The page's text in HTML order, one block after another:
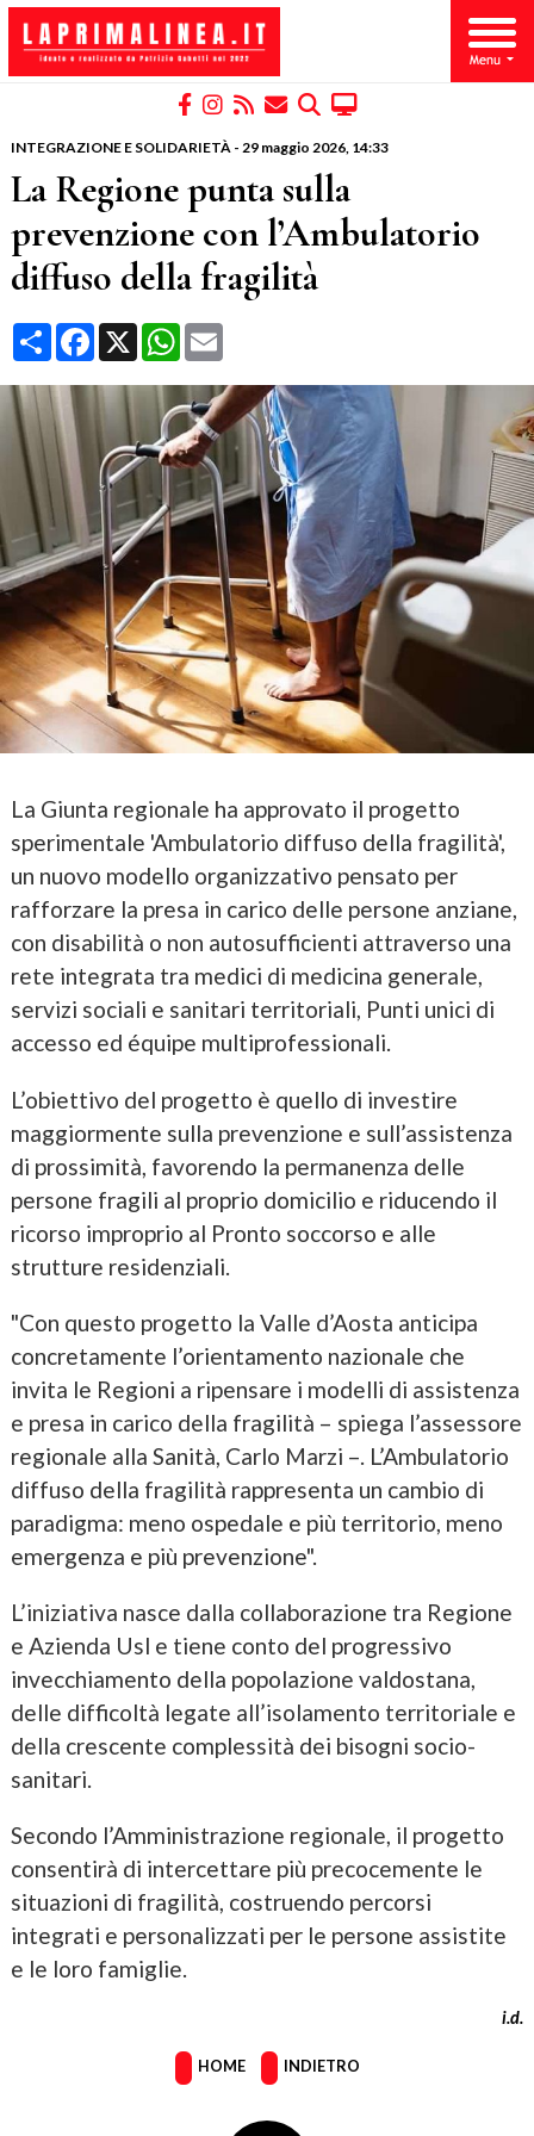
INTEGRAZIONE E SOLIDARIETÀ- 29 maggio 2026, 14:33
La Regione punta sulla
prevenzione con l’Ambulatorio
diffuso della fragilità
CondividiFacebook
X WhatsApp
Email
La Giunta regionale ha approvato il progetto
sperimentale 'Ambulatorio diffuso della fragilità',
un nuovo modello organizzativo pensato per
rafforzare la presa in carico delle persone anziane,
con disabilità o non autosufficienti attraverso una
rete integrata tra medici di medicina generale,
servizi sociali e sanitari territoriali, Punti unici di
accesso ed équipe multiprofessionali.
L’obiettivo del progetto è quello di investire
maggiormente sulla prevenzione e sull’assistenza
di prossimità, favorendo la permanenza delle
persone fragili al proprio domicilio e riducendo il
ricorso improprio al Pronto soccorso e alle
strutture residenziali.
"Con questo progetto la Valle d’Aosta anticipa
concretamente l’orientamento nazionale che
invita le Regioni a ripensare i modelli di assistenza
e presa in carico della fragilità – spiega l’assessore
regionale alla Sanità, Carlo Marzi –. L’Ambulatorio
diffuso della fragilità rappresenta un cambio di
paradigma: meno ospedale e più territorio, meno
emergenza e più prevenzione".
L’iniziativa nasce dalla collaborazione tra Regione
e Azienda Usl e tiene conto del progressivo
invecchiamento della popolazione valdostana,
delle difficoltà legate all’isolamento territoriale e
della crescente complessità dei bisogni socio-
sanitari.
Secondo l’Amministrazione regionale, il progetto
consentirà di intercettare più precocemente le
situazioni di fragilità, costruendo percorsi
integrati e personalizzati per le persone assistite
e le loro famiglie.
i.d.
HOME INDIETRO